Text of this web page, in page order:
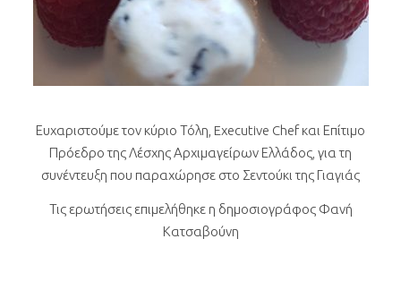
Ευχαριστούμε τον κύριο Τόλη, Executive Chef και Επίτιμο
Πρόεδρο της Λέσχης Αρχιμαγείρων Ελλάδος, για τη
συνέντευξη που παραχώρησε στο Σεντούκι της Γιαγιάς
Τις ερωτήσεις επιμελήθηκε η δημοσιογράφος Φανή
Κατσαβούνη